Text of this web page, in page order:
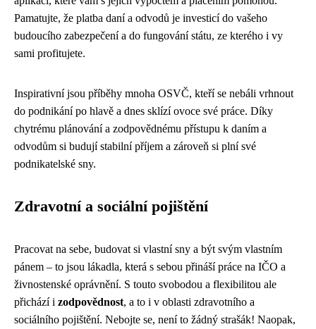
Pamatujte, že platba daní a odvodů je investicí do vašeho
budoucího zabezpečení a do fungování státu, ze kterého i vy
sami profitujete.
Inspirativní jsou příběhy mnoha OSVČ, kteří se nebáli vrhnout
do podnikání po hlavě a dnes sklízí ovoce své práce. Díky
chytrému plánování a zodpovědnému přístupu k daním a
odvodům si budují stabilní příjem a zároveň si plní své
podnikatelské sny.
Zdravotní a sociální pojištění
Pracovat na sebe, budovat si vlastní sny a být svým vlastním
pánem – to jsou lákadla, která s sebou přináší práce na IČO a
živnostenské oprávnění. S touto svobodou a flexibilitou ale
přichází i zodpovědnost, a to i v oblasti zdravotního a
sociálního pojištění. Nebojte se, není to žádný strašák! Naopak,